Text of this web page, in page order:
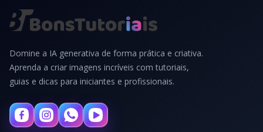
Domine a IA generativa de forma prática e criativa.
Aprenda a criar imagens incríveis com tutoriais,
guias e dicas para iniciantes e profissionais.